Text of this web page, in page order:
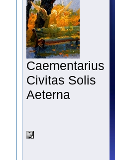
Сaementarius
Civitas Solis
Aeterna